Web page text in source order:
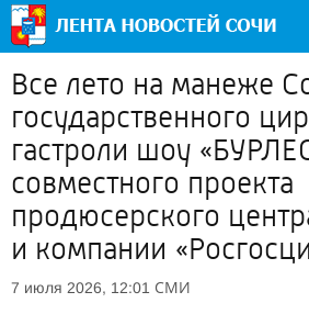
Все лето на манеже
государственного
гастроли шоу
совместного проекта
продюсерского
и компании
7 июля 2026, 12:01 СМИ